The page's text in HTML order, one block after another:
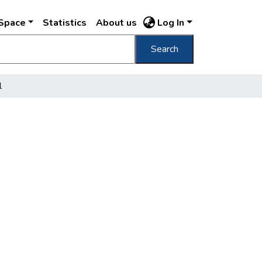
Statistics About us Log In
Search